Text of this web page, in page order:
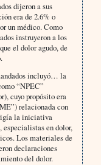
dijeron a sus
era de 2.6% o
un médico. Como
instruyeron a los
el dolor agudo, de
incluyó… la
“NPEC”
cuyo propósito era
relacionada con
la iniciativa
en dolor,
Los materiales de
declaraciones
del dolor.